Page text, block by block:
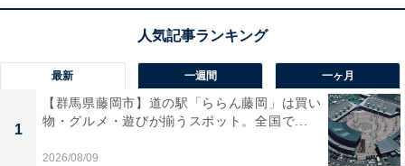
最新 一週間 一ヶ月
1
【群馬県藤岡市】道の駅「ららん藤岡」は買い
物・グルメ・遊びが揃うスポット。全国で...
2026/08/09